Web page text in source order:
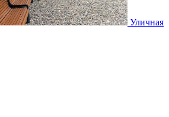
Уличная